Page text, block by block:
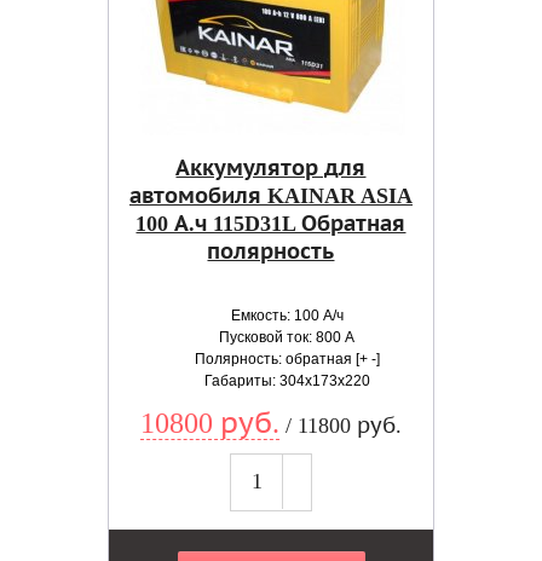
Аккумулятор для
автомобиля KAINAR ASIA
100 А.ч 115D31L Обратная
полярность
Емкость: 100 А/ч
Пусковой ток: 800 А
Полярность: обратная [+ -]
Габариты: 304x173x220
10800 руб. / 11800 руб.